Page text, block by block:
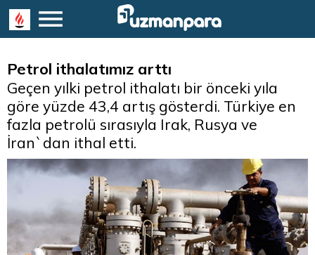
Petrol ithalatımız arttı
Geçen yılki petrol ithalatı bir önceki yıla
göre yüzde 43,4 artış gösterdi. Türkiye en
fazla petrolü sırasıyla Irak, Rusya ve
İran`dan ithal etti.